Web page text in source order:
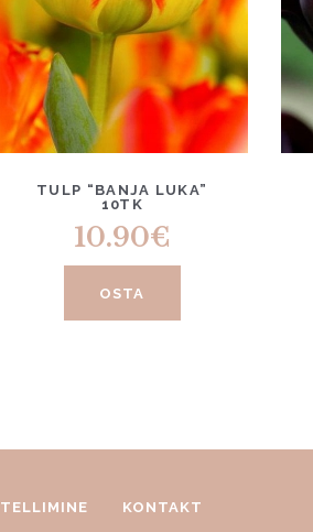
TULP “BANJA LUKA”
10TK
10.90€
OSTA
TELLIMINE KONTAKT